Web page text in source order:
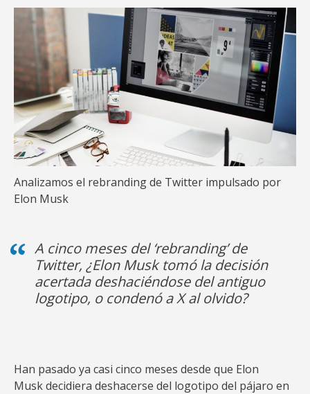
Analizamos el rebranding de Twitter impulsado por
Elon Musk
A cinco meses del ‘rebranding’ de
Twitter, ¿Elon Musk tomó la decisión
acertada deshaciéndose del antiguo
logotipo, o condenó a X al olvido?
Han pasado ya casi cinco meses desde que Elon
Musk decidiera deshacerse del logotipo del pájaro en